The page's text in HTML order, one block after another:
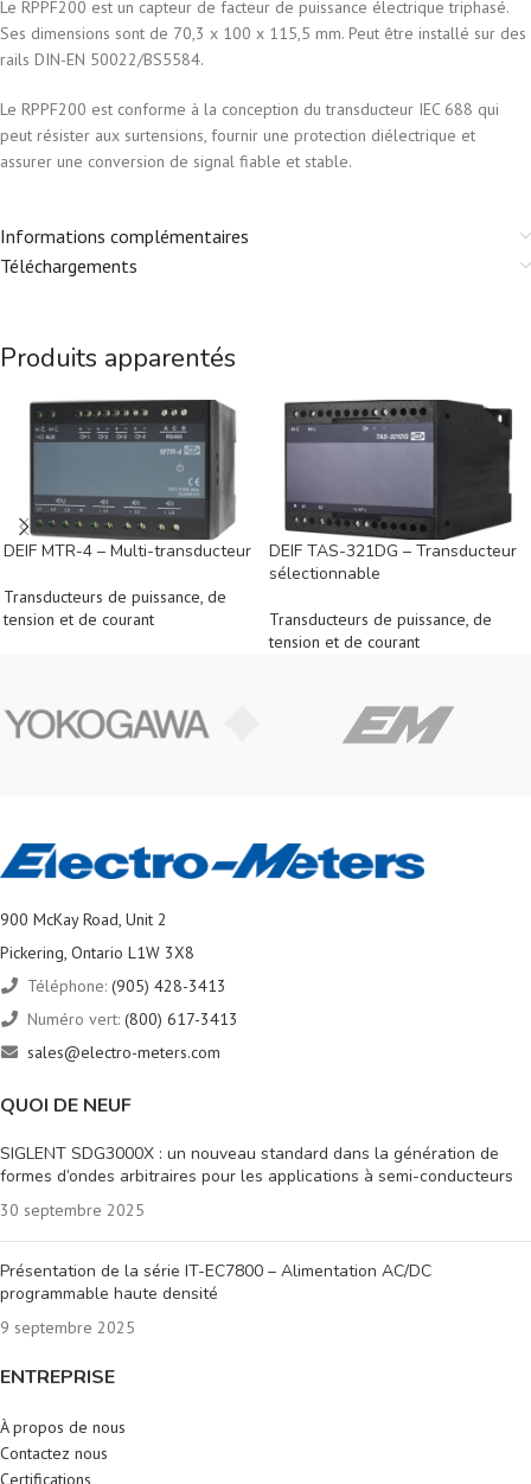
Le RPPF200 est un capteur de facteur de puissance électrique triphasé.
Ses dimensions sont de 70,3 x 100 x 115,5 mm. Peut être installé sur des
rails DIN-EN 50022/BS5584.
Le RPPF200 est conforme à la conception du transducteur IEC 688 qui
peut résister aux surtensions, fournir une protection diélectrique et
assurer une conversion de signal fiable et stable.
Informations complémentaires
Téléchargements
Produits apparentés
DEIF MTR-4 – Multi-transducteur
Transducteurs de puissance, de
tension et de courant
DEIF TAS-321DG – Transducteur
sélectionnable
Transducteurs de puissance, de
tension et de courant
900 McKay Road, Unit 2
Pickering, Ontario L1W 3X8
Téléphone: (905) 428-3413
Numéro vert: (800) 617-3413
sales@electro-meters.com
QUOI DE NEUF
SIGLENT SDG3000X : un nouveau standard dans la génération de
formes d’ondes arbitraires pour les applications à semi-conducteurs
30 septembre 2025
Présentation de la série IT-EC7800 – Alimentation AC/DC
programmable haute densité
9 septembre 2025
ENTREPRISE
À propos de nous
Contactez nous